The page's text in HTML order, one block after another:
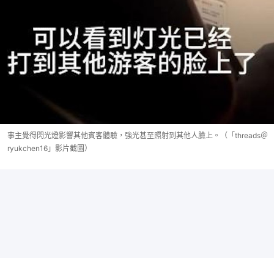
事主覺得閃光燈影響其他賓客體驗，強光甚至照射到其他人臉上。（「threads＠
ryukchen16」影片截圖）